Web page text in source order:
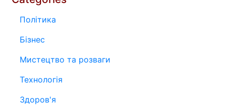
Політика
Бізнес
Мистецтво та розваги
Технологія
Здоров'я